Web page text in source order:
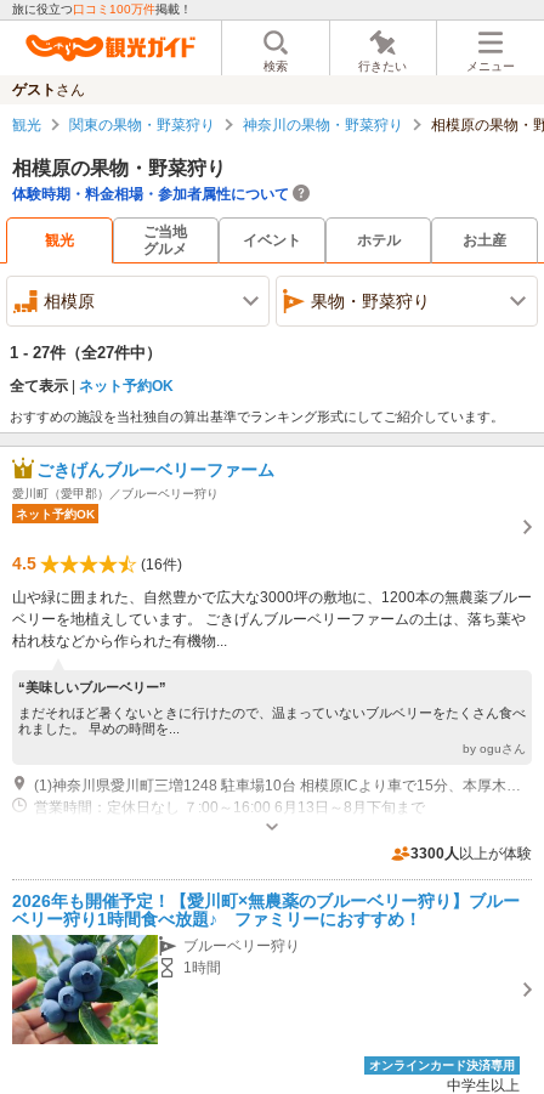
旅に役立つ口コミ100万件掲載！
検索 行きたい メニュー
ゲスト さん
観光 関東の果物・野菜狩り 神奈川の果物・野菜狩り 相模原の果物・
相模原の果物・野菜狩り
体験時期・料金相場・参加者属性について
観光
ご当地
グルメ
イベント ホテル お土産
相模原 果物・野菜狩り
1 - 27件 （全27件中）
全て表示 ネット予約OK
おすすめの施設を当社独自の算出基準でランキング形式にしてご紹介しています。
ごきげんブルーベリーファーム
愛川町（愛甲郡）／ブルーベリー狩り
ネット予約OK
4.5
(16件)
山や緑に囲まれた、自然豊かで広大な3000坪の敷地に、1200本の無農薬ブルー
ベリーを地植えしています。 ごきげんブルーベリーファームの土は、落ち葉や
枯れ枝などから作られた有機物...
“美味しいブルーベリー”
まだそれほど暑くないときに行けたので、温まっていないブルベリーをたくさん食べ
れました。 早めの時間を...
by oguさん
営業時間：定休日なし ７:00～16:00 6月13日～8月下旬まで
専用駐車場あり（無料）30台 ファーム内に駐車場あり。
3300人 以上が体験
2026年も開催予定！【愛川町×無農薬のブルーベリー狩り】ブルー
ベリー狩り1時間食べ放題♪ ファミリーにおすすめ！
ブルーベリー狩り
1時間
オンラインカード決済専用
中学生以上